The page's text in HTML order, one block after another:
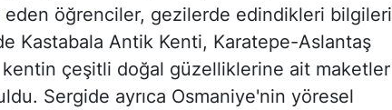
öğrenciler, gezilerde edindikleri bilgileri
Kastabala Antik Kenti, Karatepe-Aslantaş
çeşitli doğal güzelliklerine ait maketler
Sergide ayrıca Osmaniye'nin yöresel